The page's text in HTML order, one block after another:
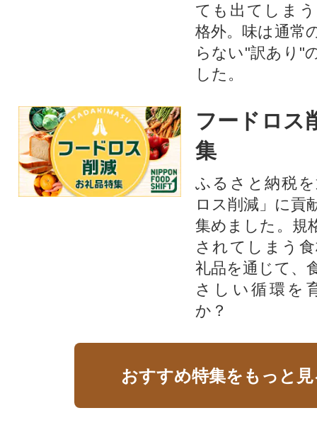
ても出てしま
格外。味は通常
らない"訳あり"
した。
フードロス
集
ふるさと納税
ロス削減」に貢
集めました。規
されてしまう
礼品を通じて、
さしい循環を
か？​
おすすめ特集をもっと